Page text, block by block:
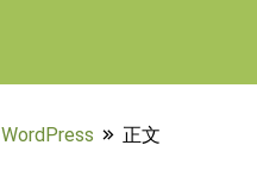
WordPress 正文